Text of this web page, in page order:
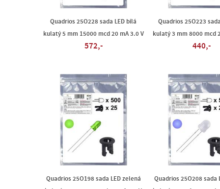
Quadrios 25O228 sada LED bílá
kulatý 5 mm 15000 mcd 20 mA 3.0 V
572,-
Quadrios 25O223
kulatý 3 mm 8000 mcd
440,-
Quadrios 25O198 sada LED zelená
Quadrios 25O208 sada